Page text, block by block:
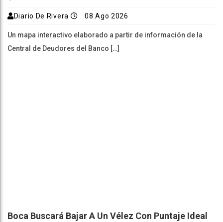
Diario De Rivera 08 Ago 2026
Un mapa interactivo elaborado a partir de información de la
Central de Deudores del Banco […]
Boca Buscará Bajar A Un Vélez Con Puntaje Ideal